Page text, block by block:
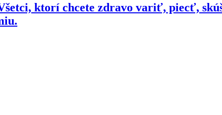
ktorí chcete zdravo variť, piecť,